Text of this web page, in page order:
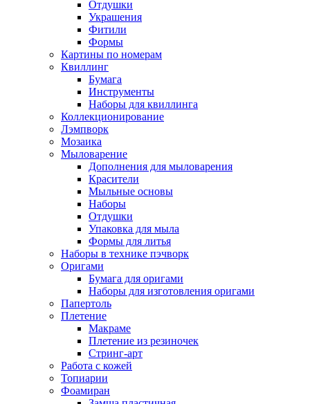
Отдушки
Украшения
Фитили
Формы
Картины по номерам
Квиллинг
Бумага
Инструменты
Наборы для квиллинга
Коллекционирование
Лэмпворк
Мозаика
Мыловарение
Дополнения для мыловарения
Красители
Мыльные основы
Наборы
Отдушки
Упаковка для мыла
Формы для литья
Наборы в технике пэчворк
Оригами
Бумага для оригами
Наборы для изготовления оригами
Папертоль
Плетение
Макраме
Плетение из резиночек
Стринг-арт
Работа с кожей
Топиарии
Фоамиран